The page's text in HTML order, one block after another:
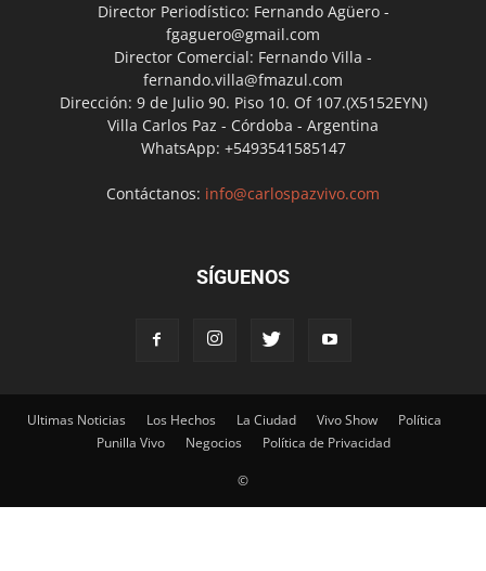
Director Periodístico: Fernando Agüero -
fgaguero@gmail.com
Director Comercial: Fernando Villa -
fernando.villa@fmazul.com
Dirección: 9 de Julio 90. Piso 10. Of 107.(X5152EYN)
Villa Carlos Paz - Córdoba - Argentina
WhatsApp: +5493541585147
Contáctanos: info@carlospazvivo.com
SÍGUENOS
Ultimas Noticias Los Hechos La Ciudad Vivo Show
Política
Punilla Vivo
Negocios Política de Privacidad
©